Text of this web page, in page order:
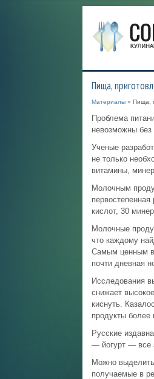
Пища,
Материалы» Пища,
Проблема
невозможны
Ученые
не только
витамины,
Молочным
кислот, 30
Молочные
что каждому
Самым ценным в
почти дневная
Исследования
снижает
киснуть.
продукты более
Русские
— йогурт — все
Можно
получаемые в